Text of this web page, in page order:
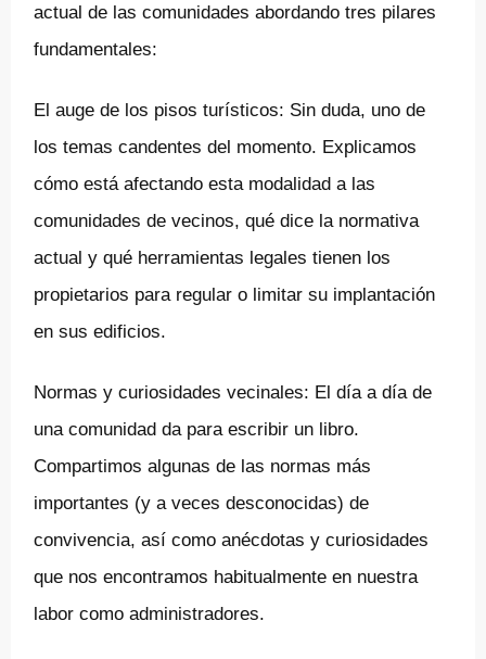
actual de las comunidades abordando tres pilares
fundamentales:
El auge de los pisos turísticos: Sin duda, uno de
los temas candentes del momento. Explicamos
cómo está afectando esta modalidad a las
comunidades de vecinos, qué dice la normativa
actual y qué herramientas legales tienen los
propietarios para regular o limitar su implantación
en sus edificios.
Normas y curiosidades vecinales: El día a día de
una comunidad da para escribir un libro.
Compartimos algunas de las normas más
importantes (y a veces desconocidas) de
convivencia, así como anécdotas y curiosidades
que nos encontramos habitualmente en nuestra
labor como administradores.